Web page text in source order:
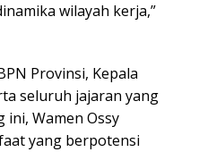
wilayah kerja,”
Provinsi, Kepala
seluruh jajaran yang
Wamen Ossy
yang berpotensi